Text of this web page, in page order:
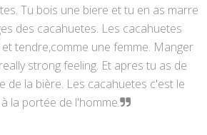
Tu bois une biere et tu en as marre
des cacahuetes. Les cacahuetes
tendre,comme une femme. Manger
strong feeling. Et apres tu as de
de la bière. Les cacahuetes c'est le
la portée de l'homme.